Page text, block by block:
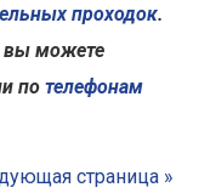
проходок.
вы можете
по телефонам
страница »